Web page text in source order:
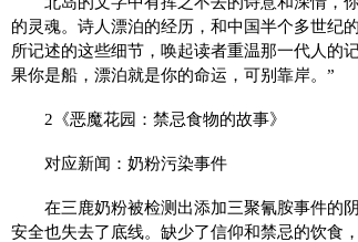
的灵魂。诗人漂泊的经历，和中国半个多世纪
所记述的这些细节，唤起读者重温那一代人的
果你是船，漂泊就是你的命运，可别靠岸。”
2《恶魔花园：禁忌食物的故事》
对应新闻：奶粉污染事件
在三鹿奶粉被检测出添加三聚氰胺事件的
安全也失去了底线。缺少了信仰和禁忌的饮食